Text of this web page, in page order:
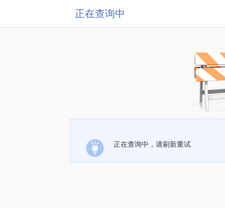
正在查询中
正在查询中，请刷新重试